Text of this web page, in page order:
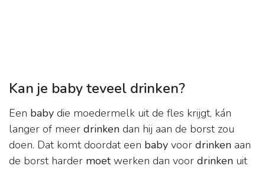
Kan je baby teveel drinken?
Een baby die moedermelk uit de fles krijgt, kán
langer of meer drinken dan hij aan de borst zou
doen. Dat komt doordat een baby voor drinken aan
de borst harder moetwerken dan voor drinken uit